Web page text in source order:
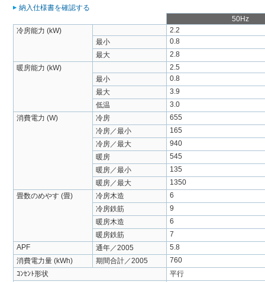
納入仕様書を確認する
50Hz
冷房能力 (kW)
2.2
最小
0.8
最大
2.8
暖房能力 (kW)
2.5
最小
0.8
最大
3.9
低温
3.0
消費電力 (W)
冷房
655
冷房／最小
165
冷房／最大
940
暖房
545
暖房／最小
135
暖房／最大
1350
畳数のめやす (畳)
冷房木造
6
冷房鉄筋
9
暖房木造
6
暖房鉄筋
7
APF
通年／2005
5.8
消費電力量 (kWh)
期間合計／2005
760
ｺﾝｾﾝﾄ形状
平行